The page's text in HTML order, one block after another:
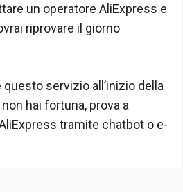
un operatore AliExpress e
riprovare il giorno
servizio all’inizio della
hai fortuna, prova a
tramite chatbot o e-